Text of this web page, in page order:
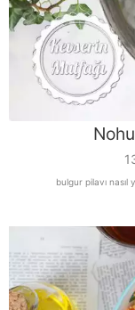
bulgur pilavı nasıl